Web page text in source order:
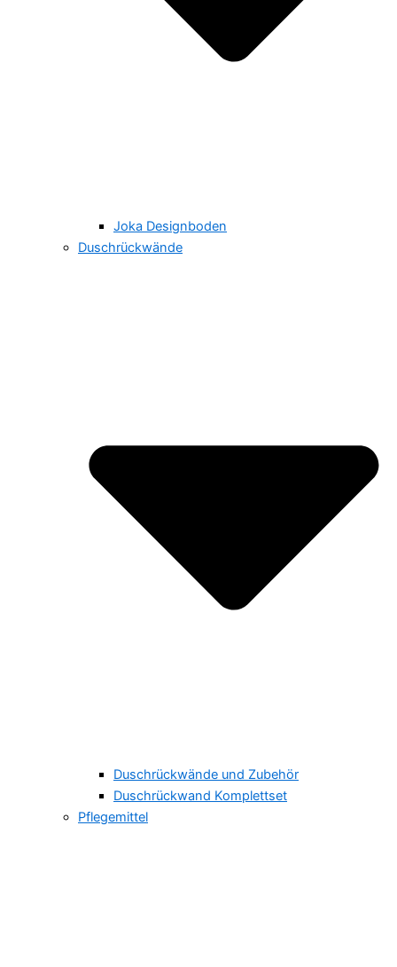
Joka Designboden
Duschrückwände
Duschrückwände und Zubehör
Duschrückwand Komplettset
Pflegemittel